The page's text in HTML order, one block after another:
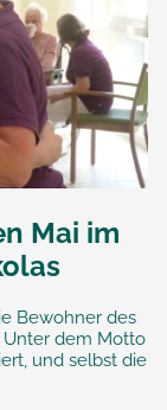
Mai im
Bewohner des
Unter dem Motto
und selbst die